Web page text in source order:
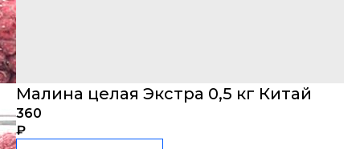
Малина целая Экстра 0,5 кг Китай
360
₽